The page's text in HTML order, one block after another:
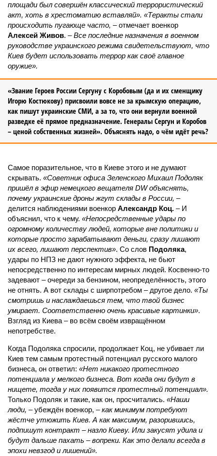
площади был совершён классический террористический
акт, хоть в хрестоматию вставляй». «Теракты стали
происходить пугающе часто, – отмечает военкор
Алексей Живов. –Все последние назначения в военном
руководстве украинского режима свидетельствуют, что
Киев будет использовать террор как своё главное
оружие».
«Звание Героев России Сергуну с Коробовым (да и их сменщику
Игорю Костюкову) присвоили вовсе не за крымскую операцию,
как пишут украинские СМИ, а за то, что они вернули военной
разведке её прямое предназначение. Генералы Сергун и Коробов
– ценой собственных жизней». Объяснять надо, о чём идёт речь?
Самое поразительное, что в Киеве этого и не думают
скрывать. «Советник офиса Зеленского Михаил Подоляк
пришёл в эфир немецкого вещателя DW объяснять,
почему украинские дроны жгут склады в России, –
делится наблюдениями военкор Александр Коц. – И
объяснил, что к чему. «Непосредственные удары по
огромному количеству людей, которые вне политики и
которые просто зарабатывают деньги, сразу лишают
их всего, лишают перспектив». Со слов Подоляка,
удары по НПЗ не дают нужного эффекта, не бьют
непосредственно по интересам мирных людей. Косвенно-то
задевают – очереди за бензином, неопределённость, этого
не отнять. А вот склады с ширпотребом – другое дело. «Ты
смотришь и наслаждаешься тем, что твой бизнес
умирает. Соответственно очень красивые картинки».
Взгляд из Киева – во всём своём извращённом
непотребстве.
Когда Подоляка спросили, продолжает Коц, не убивает ли
Киев тем самым протестный потенциал русского малого
бизнеса, он ответил: «Нет никакого протестного
потенциала у мелкого бизнеса. Вот когда они будут в
нищете, тогда у них появится протестный потенциал».
Только Подоляк и такие, как он, просчитались. «Наши
люди, – убеждён военкор, –как минимум потребуют
жёстче утюжить Киев. А как максимум, разорившись,
подпишут контракт – назло Киеву. Или закусят удила и
будут дальше пахать – вопреки. Как это делали всегда в
эпохи невзгод и лишений».